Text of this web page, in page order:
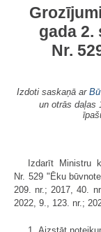
gada 2.
Nr.
Izdoti saskaņā ar
un otrās daļas
Izdarīt Ministru
Nr. 529 "Ēku
209. nr.; 2017, 40.
2022, 9., 123. nr.;